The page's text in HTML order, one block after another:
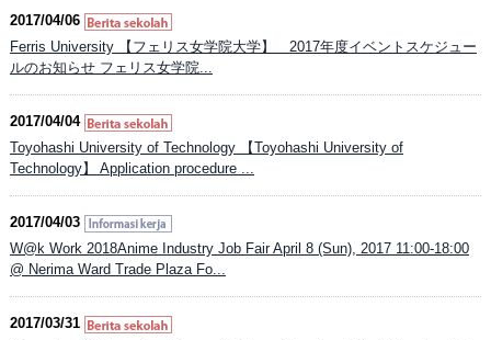
2017/04/06
Ferris University 【フェリス女学院大学】 2017年度イベントスケジュー
ルのお知らせ フェリス女学院...
2017/04/04
Toyohashi University of Technology 【Toyohashi University of
Technology】 Application procedure ...
2017/04/03
W@k Work 2018Anime Industry Job Fair April 8 (Sun), 2017 11:00-18:00
@ Nerima Ward Trade Plaza Fo...
2017/03/31